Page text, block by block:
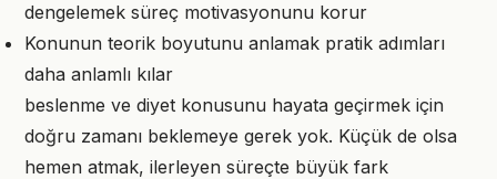
dengelemek süreç motivasyonunu korur
Konunun teorik boyutunu anlamak pratik adımları
daha anlamlı kılar
beslenme ve diyet konusunu hayata geçirmek için
doğru zamanı beklemeye gerek yok. Küçük de olsa
hemen atmak, ilerleyen süreçte büyük fark